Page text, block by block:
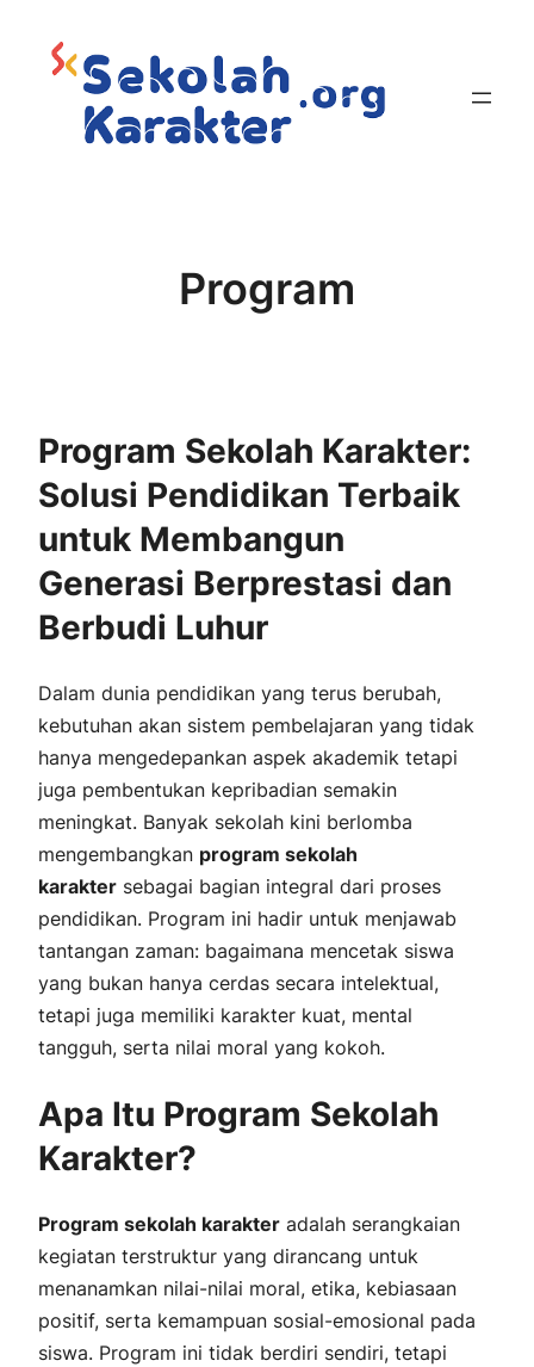
Program
Program Sekolah Karakter:
Solusi Pendidikan Terbaik
untuk Membangun
Generasi Berprestasi dan
Berbudi Luhur
Dalam dunia pendidikan yang terus berubah,
kebutuhan akan sistem pembelajaran yang tidak
hanya mengedepankan aspek akademik tetapi
juga pembentukan kepribadian semakin
meningkat. Banyak sekolah kini berlomba
mengembangkan program sekolah
karakter sebagai bagian integral dari proses
pendidikan. Program ini hadir untuk menjawab
tantangan zaman: bagaimana mencetak siswa
yang bukan hanya cerdas secara intelektual,
tetapi juga memiliki karakter kuat, mental
tangguh, serta nilai moral yang kokoh.
Apa Itu Program Sekolah
Karakter?
Program sekolah karakter adalah serangkaian
kegiatan terstruktur yang dirancang untuk
menanamkan nilai-nilai moral, etika, kebiasaan
positif, serta kemampuan sosial-emosional pada
siswa. Program ini tidak berdiri sendiri, tetapi